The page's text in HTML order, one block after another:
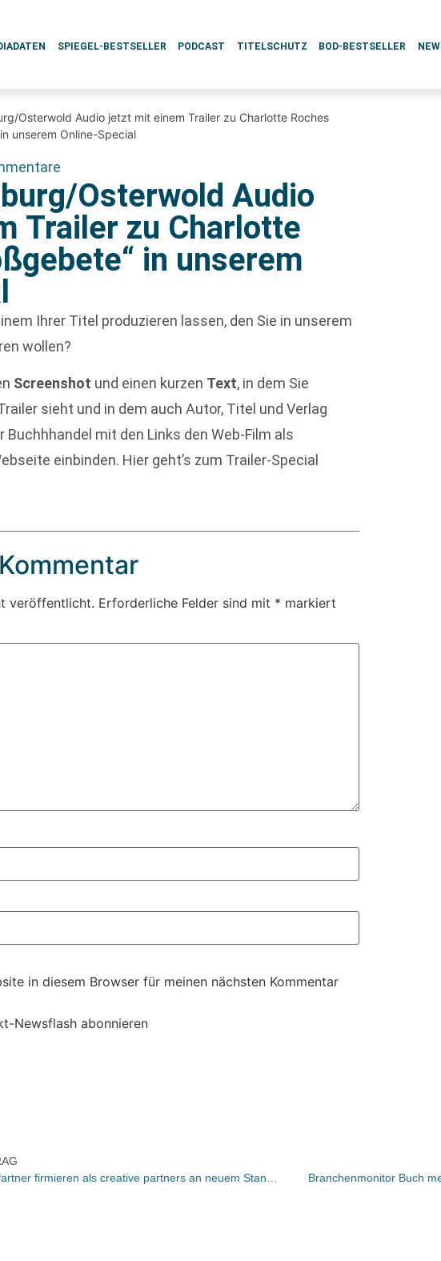
SPIEGEL-BESTSELLER PODCAST TITELSCHUTZ BOD-BESTSELLER
Osterwold Audio jetzt mit einem Trailer zu Charlotte Roches
unserem Online-Special
Osterwold Audio
Trailer zu Charlotte
in unserem
Ihrer Titel produzieren lassen, den Sie in unserem
wollen?
Screenshot und einen kurzen Text, in dem Sie
sieht und in dem auch Autor, Titel und Verlag
Buchhhandel mit den Links den Web-Film als
einbinden. Hier geht’s zum Trailer-Special
veröffentlicht. Erforderliche Felder sind mit * markiert
in diesem Browser für meinen nächsten Kommentar
Newsflash abonnieren
Branchenmonitor Buch